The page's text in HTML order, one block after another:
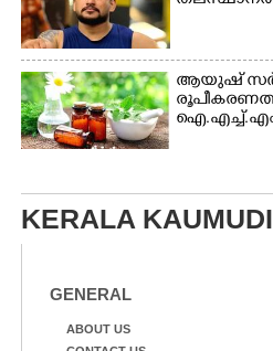
ആയുഷ്
KERALA KAUMUDI
GENERAL
ABOUT US